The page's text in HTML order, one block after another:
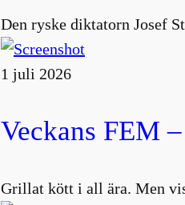
Den ryske diktatorn Josef
1 juli 2026
Veckans FEM
Grillat kött i all ära. Men